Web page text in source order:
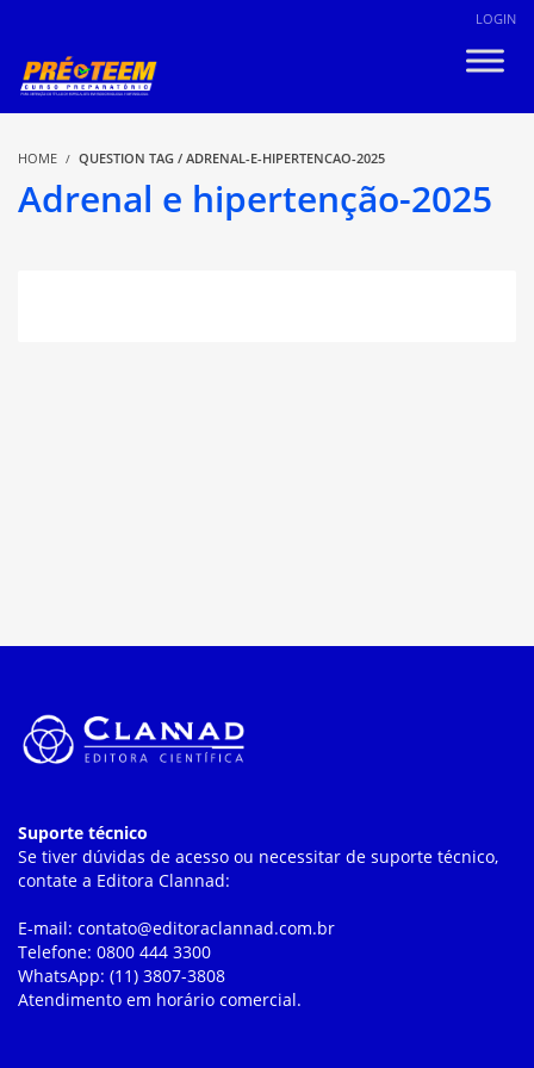
LOGIN
HOME QUESTION TAG / ADRENAL-E-HIPERTENCAO-2025
Adrenal e hipertenção-2025
Suporte técnico
Se tiver dúvidas de acesso ou necessitar de suporte técnico,
contate a Editora Clannad:
E-mail: contato@editoraclannad.com.br
Telefone: 0800 444 3300
WhatsApp: (11) 3807-3808
Atendimento em horário comercial.